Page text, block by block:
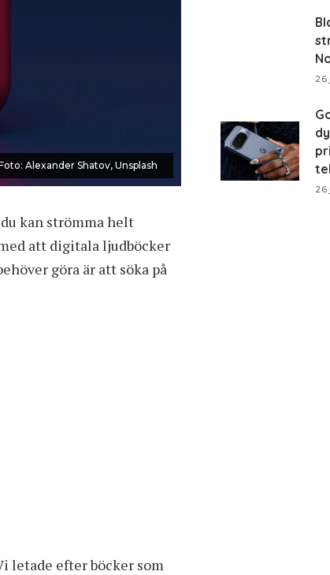
Alexander Shatov, Unsplash
kan strömma helt
att digitala ljudböcker
göra är att söka på
letade efter böcker som
26
26